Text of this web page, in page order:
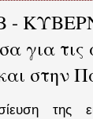
-
για τις
στην
της